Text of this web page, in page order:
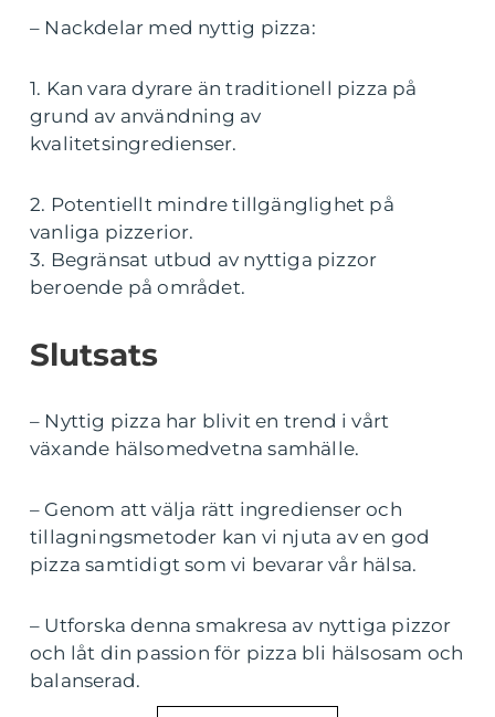
– Nackdelar med nyttig pizza:
1. Kan vara dyrare än traditionell pizza på
grund av användning av
kvalitetsingredienser.
2. Potentiellt mindre tillgänglighet på
vanliga pizzerior.
3. Begränsat utbud av nyttiga pizzor
beroende på området.
Slutsats
– Nyttig pizza har blivit en trend i vårt
växande hälsomedvetna samhälle.
– Genom att välja rätt ingredienser och
tillagningsmetoder kan vi njuta av en god
pizza samtidigt som vi bevarar vår hälsa.
– Utforska denna smakresa av nyttiga pizzor
och låt din passion för pizza bli hälsosam och
balanserad.